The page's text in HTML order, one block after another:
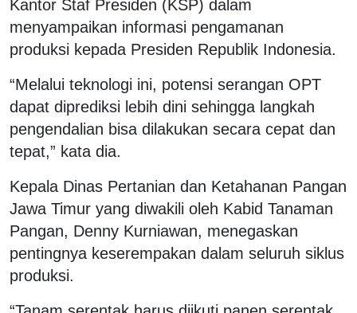
Kantor Staf Presiden (KSP) dalam
menyampaikan informasi pengamanan
produksi kepada Presiden Republik Indonesia.
“Melalui teknologi ini, potensi serangan OPT
dapat diprediksi lebih dini sehingga langkah
pengendalian bisa dilakukan secara cepat dan
tepat,” kata dia.
Kepala Dinas Pertanian dan Ketahanan Pangan
Jawa Timur yang diwakili oleh Kabid Tanaman
Pangan, Denny Kurniawan, menegaskan
pentingnya keserempakan dalam seluruh siklus
produksi.